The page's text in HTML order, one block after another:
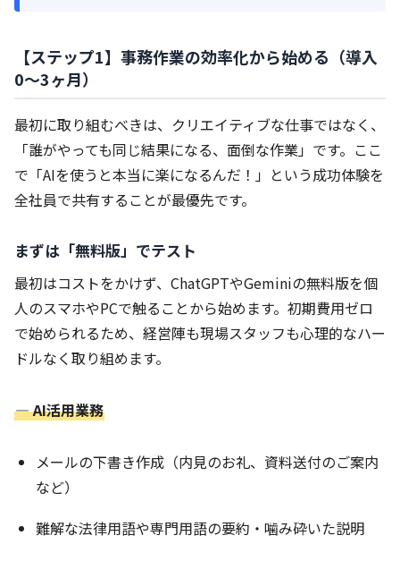
【ステップ1】事務作業の効率化から始める（導入
0〜3ヶ月）
最初に取り組むべきは、クリエイティブな仕事ではなく、
「誰がやっても同じ結果になる、面倒な作業」です。ここ
で「AIを使うと本当に楽になるんだ！」という成功体験を
全社員で共有することが最優先です。
まずは「無料版」でテスト
最初はコストをかけず、ChatGPTやGeminiの無料版を個
人のスマホやPCで触ることから始めます。初期費用ゼロ
で始められるため、経営陣も現場スタッフも心理的なハー
ドルなく取り組めます。
― AI活用業務
メールの下書き作成（内見のお礼、資料送付のご案内
など）
難解な法律用語や専門用語の要約・噛み砕いた説明